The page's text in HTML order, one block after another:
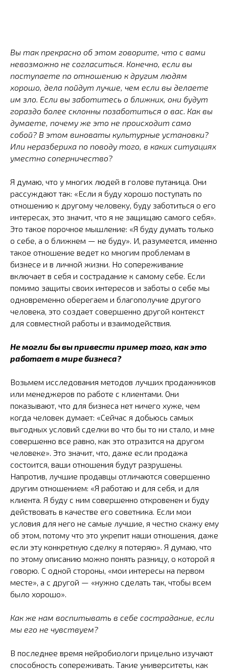
Вы так прекрасно об этом говорите, что с вами
невозможно не согласиться. Конечно, если вы
поступаете по отношению к другим людям
хорошо, дела пойдут лучше, чем если вы делаете
им зло. Если вы заботитесь о ближних, они будут
гораздо более склонны позаботиться о вас. Как вы
думаете, почему же это не происходит само
собой? В этом виноваты культурные установки?
Или неразбериха по поводу того, в каких ситуациях
уместно соперничество?
Я думаю, что у многих людей в голове путаница. Они
рассуждают так: «Если я буду хорошо поступать по
отношению к другому человеку, буду заботиться о его
интересах, это значит, что я не защищаю самого себя».
Это такое порочное мышление: «Я буду думать только
о себе, а о ближнем — не буду». И, разумеется, именно
такое отношение ведет ко многим проблемам в
бизнесе и в личной жизни. Но сопереживание
включает в себя и сострадание к самому себе. Если
помимо защиты своих интересов и заботы о себе мы
одновременно оберегаем и благополучие другого
человека, это создает совершенно другой контекст
для совместной работы и взаимодействия.
Не могли бы вы привести пример того, как это
работает в мире бизнеса?
Возьмем исследования методов лучших продажников
или менеджеров по работе с клиентами. Они
показывают, что для бизнеса нет ничего хуже, чем
когда человек думает: «Сейчас я добьюсь самых
выгодных условий сделки во что бы то ни стало, и мне
совершенно все равно, как это отразится на другом
человеке». Это значит, что, даже если продажа
состоится, ваши отношения будут разрушены.
Напротив, лучшие продавцы отличаются совершенно
другим отношением: «Я работаю и для себя, и для
клиента. Я буду с ним совершенно откровенен и буду
действовать в качестве его советника. Если мои
условия для него не самые лучшие, я честно скажу ему
об этом, потому что это укрепит наши отношения, даже
если эту конкретную сделку я потеряю». Я думаю, что
по этому описанию можно понять разницу, о которой я
говорю. С одной стороны, «мои интересы на первом
месте», а с другой — «нужно сделать так, чтобы всем
было хорошо».
Как же нам воспитывать в себе сострадание, если
мы его не чувствуем?
В последнее время нейробиологи прицельно изучают
способность сопереживать. Такие университеты, как